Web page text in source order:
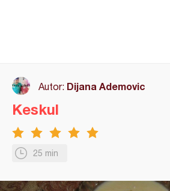
Autor: Dijana Ademovic
25 min
Keskul